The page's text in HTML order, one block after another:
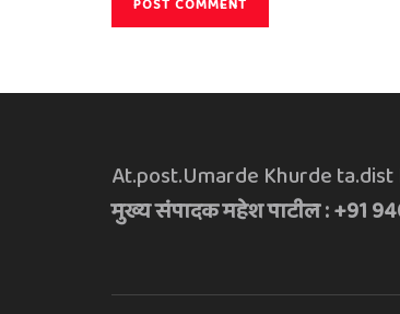
At.post.Umarde Khurde
मुख्य संपादक महेश पाटील : +91